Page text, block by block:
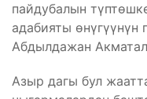
пайдубалын
адабияты өнүгүүнүн
Абдылдажан
Азыр дагы бул